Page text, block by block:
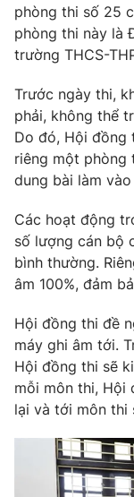
Góc doanh
Truyền hình
Phim VTV
Hậu trường
Nhân vật
Khán giả
Giải trí
Điện ảnh
Âm nhạc
Sao
Đời sống
Du lịch
Làm đẹp
Chất lượng cuộc
Giáo dục
Tuyển sinh
Học trực tuyến
Công nghệ
Hitech Công
Sản phẩm
Thị trường
Tư vấn
Giao lưu trực
Lịch phát sóng
Chuyên mục khác
Photo
phòng thi số 25
phòng thi này là
trường THCS-
Trước ngày thi,
phải, không thể
Do đó, Hội đồng
riêng một phòng
dung bài làm
Các hoạt động
số lượng cán bộ
bình thường.
âm 100%, đảm
Hội đồng thi đề
máy ghi âm tới.
Hội đồng thi sẽ
mỗi môn thi, Hội
lại và tới môn thi